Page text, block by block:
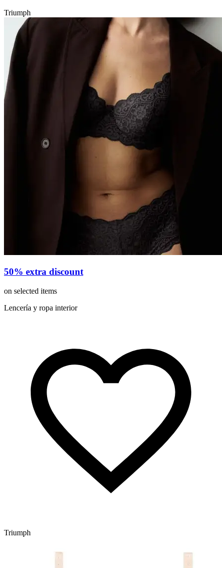
Triumph
50% extra discount
on selected items
Lencería y ropa interior
Triumph